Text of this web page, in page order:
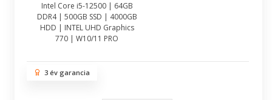
Intel Core i5-12500 | 64GB
DDR4 | 500GB SSD | 4000GB
HDD | INTEL UHD Graphics
770 | W10/11 PRO
3 év garancia